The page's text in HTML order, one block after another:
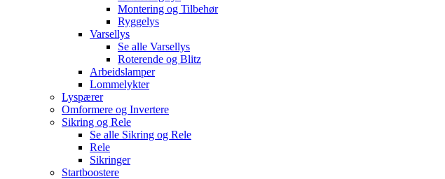
Montering og Tilbehør
Ryggelys
Varsellys
Se alle Varsellys
Roterende og Blitz
Arbeidslamper
Lommelykter
Lyspærer
Omformere og Invertere
Sikring og Rele
Se alle Sikring og Rele
Rele
Sikringer
Startboostere